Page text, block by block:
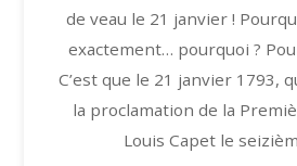
de veau le 21 janvier !
exactement… pourquoi ?
C’est que le 21 janvier 1793,
la proclamation de la
Louis Capet le